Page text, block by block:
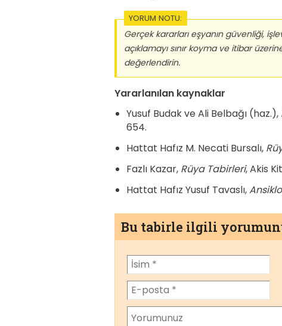
YORUM NOTU:
Gerçek kararları eşyanın güvenliği,
açıklamayı sınır koyma ve itibar
değerlendirin.
Yararlanılan kaynaklar
Yusuf Budak ve Ali Belbağı (haz.),
654.
Hattat Hafız M. Necati Bursalı,
Fazlı Kazar, Rüya Tabirleri, Akis
Hattat Hafız Yusuf Tavaslı,
Bu tabirle ilgili